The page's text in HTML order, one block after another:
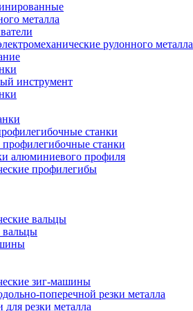
металла
рулонного металла
инструмент
станки
профилегибочные станки
алюминиевого профиля
профилегибы
вальцы
вальцы
зиг-машины
поперечной резки металла
резки металла